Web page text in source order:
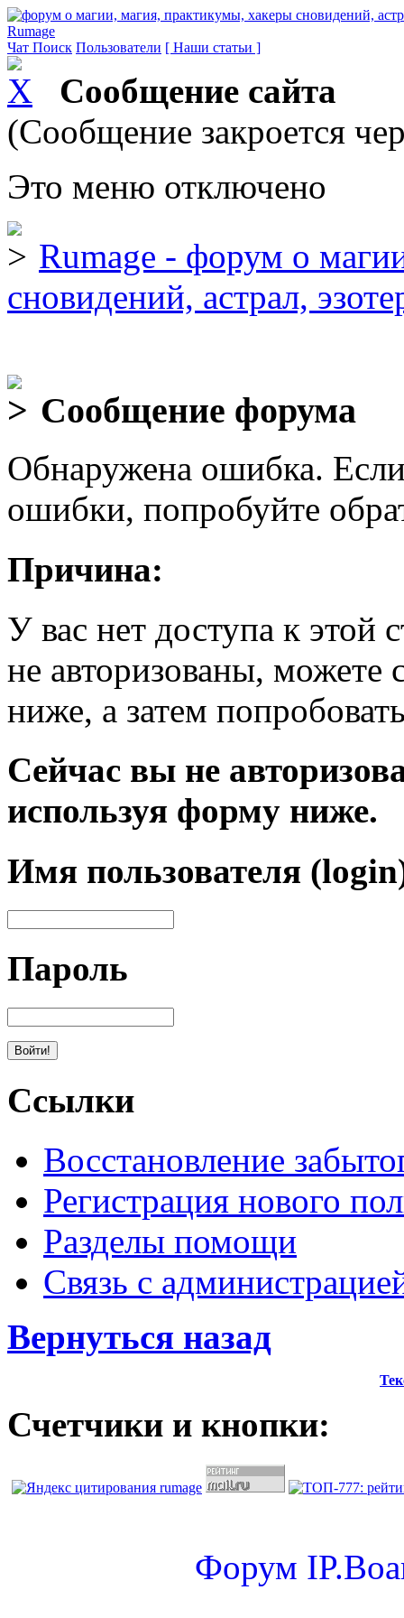
Rumage
Чат Поиск Пользователи [ Наши статьи ]
Сообщение сайта
(Сообщение закроется
Это меню отключено
Rumage - форум о
сновидений, астрал,
Сообщение форума
Обнаружена ошибка.
ошибки, попробуйте
Причина:
У вас нет доступа к
не авторизованы, можете
ниже, а затем
Сейчас вы не
используя форму ниже.
Имя пользователя
Пароль
Ссылки
Восстановление
Регистрация нового
Разделы помощи
Связь с
Вернуться назад
Счетчики и кнопки:
Форум